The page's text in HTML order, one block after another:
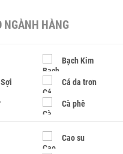
NGÀNH HÀNG
Bạch Kim
Cá da trơn
Cà phê
Cao su